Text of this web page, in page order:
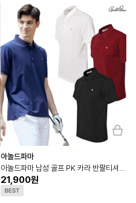
아놀드파마
21,900원